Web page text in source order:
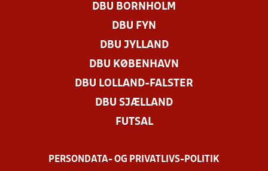
DBU BORNHOLM
DBU FYN
DBU JYLLAND
DBU KØBENHAVN
DBU LOLLAND-FALSTER
DBU SJÆLLAND
FUTSAL
PERSONDATA- OG PRIVATLIVS-POLITIK